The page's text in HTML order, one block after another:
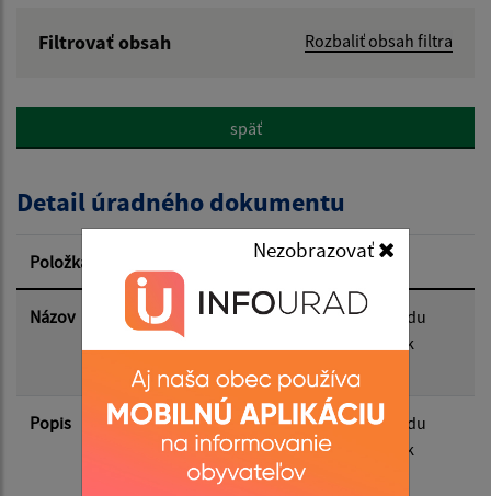
Nezobrazovať
Filtrovať obsah Rozbaliť obsah filtra
Popis:
Dátum zverejnenia od:
Dátum zverejnenia do:
Filtrovať
späť
Detail úradného dokumentu
Položka
Názov
Zámer predaja majetku obce z dôvodu
hodného osobitného zreteľa - Hudák
Zoltán
Popis
Zámer predaja majetku obce z dôvodu
hodného osobitného zreteľa - Hudák
Zoltán